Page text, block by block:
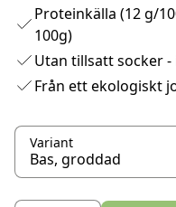
Proteinkälla (12 g/
100g)
Utan tillsatt socker
Från ett ekologiskt
Variant